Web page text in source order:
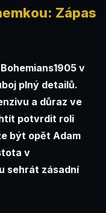
Zápas
v
plný detailů.
a důraz ve
potvrdit roli
být opět Adam
v
sehrát zásadní